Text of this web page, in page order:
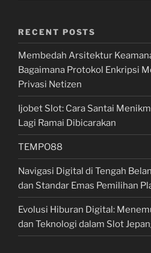
RECENT POSTS
Membedah Arsitektur
Bagaimana Protokol Enkripsi
Privasi Netizen
Ijobet Slot: Cara Santai
Lagi Ramai Dibicarakan
TEMPO88
Navigasi Digital di Tengah
dan Standar Emas Pemilihan
Evolusi Hiburan Digital:
dan Teknologi dalam Slot